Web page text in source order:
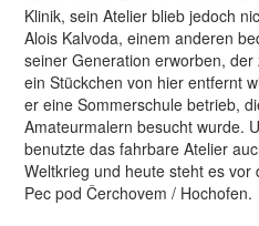
Klinik, sein Atelier blieb jedoch
Alois Kalvoda, einem anderen
seiner Generation erworben,
ein Stückchen von hier entfernt
er eine Sommerschule betrieb,
Amateurmalern besucht wurde.
benutzte das fahrbare Atelier
Weltkrieg und heute steht es vor
Pec pod Čerchovem / Hochofen.